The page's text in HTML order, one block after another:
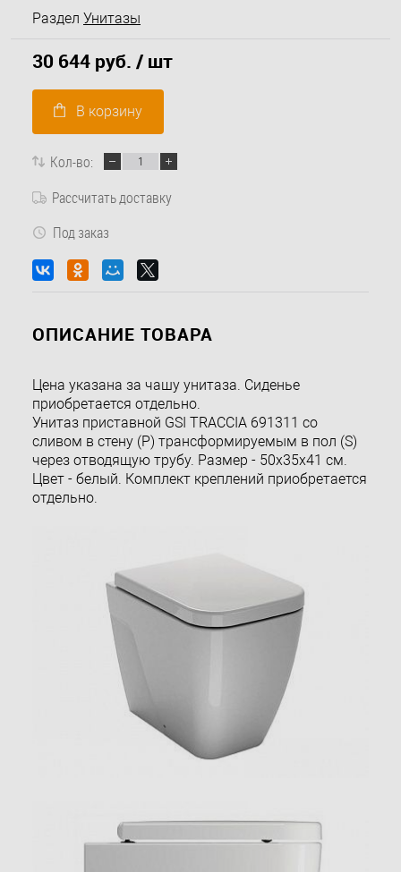
Раздел Унитазы
30 644 руб. / шт
В корзину
Кол-во:
Рассчитать доставку
Под заказ
ОПИСАНИЕ ТОВАРА
Цена указана за чашу унитаза. Сиденье
приобретается отдельно.
Унитаз приставной GSI TRACCIA 691311 со
сливом в стену (P) трансформируемым в пол (S)
через отводящую трубу. Размер - 50х35х41 см.
Цвет - белый. Комплект креплений приобретается
отдельно.